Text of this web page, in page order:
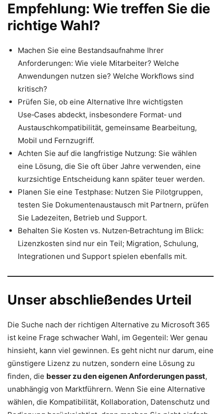
Empfehlung: Wie treffen Sie die
richtige Wahl?
Machen Sie eine Bestandsaufnahme Ihrer
Anforderungen: Wie viele Mitarbeiter? Welche
Anwendungen nutzen sie? Welche Workflows sind
kritisch?
Prüfen Sie, ob eine Alternative Ihre wichtigsten
Use‑Cases abdeckt, insbesondere Format‑ und
Austauschkompatibilität, gemeinsame Bearbeitung,
Mobil und Fernzugriff.
Achten Sie auf die langfristige Nutzung: Sie wählen
eine Lösung, die Sie oft über Jahre verwenden, eine
kurzsichtige Entscheidung kann später teuer werden.
Planen Sie eine Testphase: Nutzen Sie Pilotgruppen,
testen Sie Dokumentenaustausch mit Partnern, prüfen
Sie Ladezeiten, Betrieb und Support.
Behalten Sie Kosten vs. Nutzen‑Betrachtung im Blick:
Lizenzkosten sind nur ein Teil; Migration, Schulung,
Integrationen und Support spielen ebenfalls mit.
Unser abschließendes Urteil
Die Suche nach der richtigen Alternative zu Microsoft 365
ist keine Frage schwacher Wahl, im Gegenteil: Wer genau
hinsieht, kann viel gewinnen. Es geht nicht nur darum, eine
günstigere Lizenz zu nutzen, sondern eine Lösung zu
finden, die besser zu den eigenen Anforderungen passt,
unabhängig von Marktführern. Wenn Sie eine Alternative
wählen, die Kompatibilität, Kollaboration, Datenschutz und